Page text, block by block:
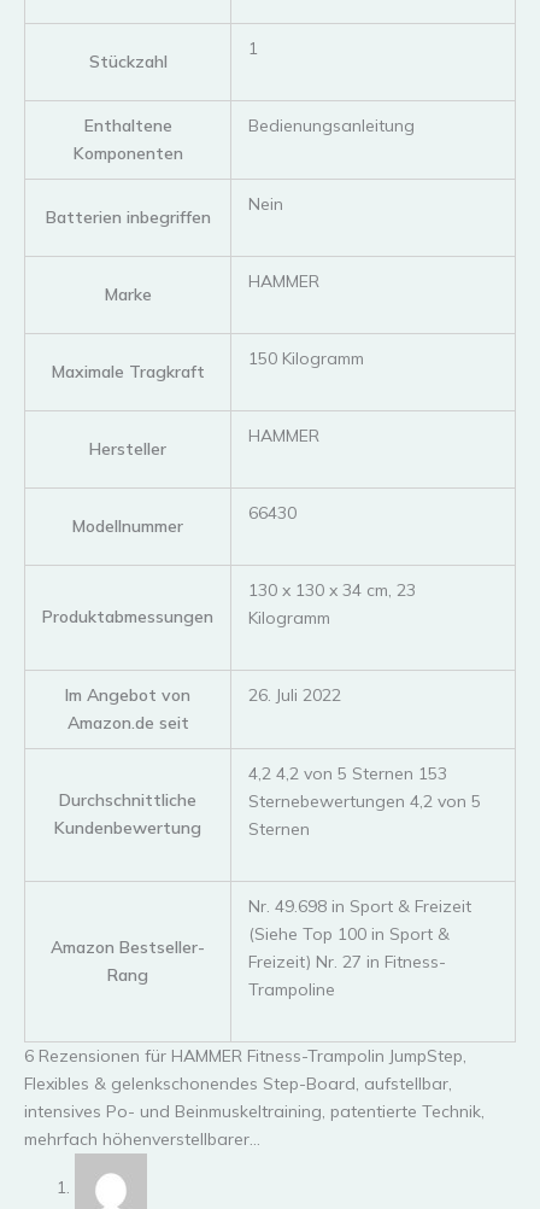
Stückzahl
‎1
Enthaltene
Komponenten
‎Bedienungsanleitung
Batterien inbegriffen
‎Nein
Marke
‎HAMMER
Maximale Tragkraft
‎150 Kilogramm
Hersteller
‎HAMMER
Modellnummer
‎66430
Produktabmessungen
‎130 x 130 x 34 cm, 23
Kilogramm
Im Angebot von
Amazon.de seit
26. Juli 2022
Durchschnittliche
Kundenbewertung
4,2 4,2 von 5 Sternen 153
Sternebewertungen 4,2 von 5
Sternen
Amazon Bestseller-
Rang
Nr. 49.698 in Sport & Freizeit
(Siehe Top 100 in Sport &
Freizeit) Nr. 27 in Fitness-
Trampoline
6 Rezensionen für HAMMER Fitness-Trampolin JumpStep,
Flexibles & gelenkschonendes Step-Board, aufstellbar,
intensives Po- und Beinmuskeltraining, patentierte Technik,
mehrfach höhenverstellbarer…